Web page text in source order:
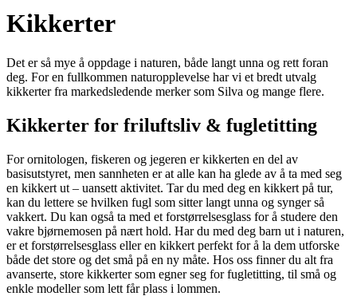
Kikkerter
Det er så mye å oppdage i naturen, både langt unna og rett foran
deg. For en fullkommen naturopplevelse har vi et bredt utvalg
kikkerter fra markedsledende merker som Silva og mange flere.
Kikkerter for friluftsliv & fugletitting
For ornitologen, fiskeren og jegeren er kikkerten en del av
basisutstyret, men sannheten er at alle kan ha glede av å ta med seg
en kikkert ut – uansett aktivitet. Tar du med deg en kikkert på tur,
kan du lettere se hvilken fugl som sitter langt unna og synger så
vakkert. Du kan også ta med et forstørrelsesglass for å studere den
vakre bjørnemosen på nært hold. Har du med deg barn ut i naturen,
er et forstørrelsesglass eller en kikkert perfekt for å la dem utforske
både det store og det små på en ny måte. Hos oss finner du alt fra
avanserte, store kikkerter som egner seg for fugletitting, til små og
enkle modeller som lett får plass i lommen.